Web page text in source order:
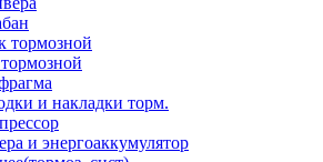
тормозной
и накладки торм.
и энергоаккумулятор